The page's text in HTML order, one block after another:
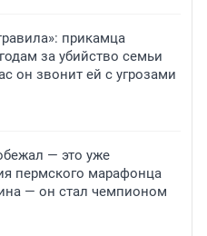
прикамца
за убийство семьи
он звонит ей с угрозами
— это уже
пермского марафонца
— он стал чемпионом